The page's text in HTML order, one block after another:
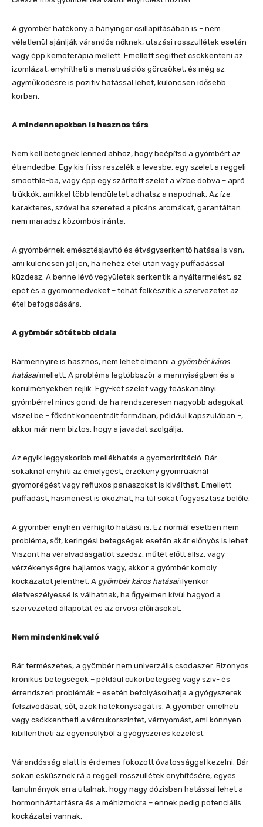
A gyömbér hatékony a hányinger csillapításában is – nem
véletlenül ajánlják várandós nőknek, utazási rosszullétek esetén
vagy épp kemoterápia mellett. Emellett segíthet csökkenteni az
izomlázat, enyhítheti a menstruációs görcsöket, és még az
agyműködésre is pozitív hatással lehet, különösen idősebb
korban.
A mindennapokban is hasznos társ
Nem kell betegnek lenned ahhoz, hogy beépítsd a gyömbért az
étrendedbe. Egy kis friss reszelék a levesbe, egy szelet a reggeli
smoothie-ba, vagy épp egy szárított szelet a vízbe dobva – apró
trükkök, amikkel több lendületet adhatsz a napodnak. Az íze
karakteres, szóval ha szereted a pikáns aromákat, garantáltan
nem maradsz közömbös iránta.
A gyömbérnek emésztésjavító és étvágyserkentő hatása is van,
ami különösen jól jön, ha nehéz étel után vagy puffadással
küzdesz. A benne lévő vegyületek serkentik a nyáltermelést, az
epét és a gyomornedveket – tehát felkészítik a szervezetet az
étel befogadására.
A gyömbér sötétebb oldala
Bármennyire is hasznos, nem lehet elmenni a gyömbér káros
hatásaimellett. A probléma legtöbbször a mennyiségben és a
körülményekben rejlik. Egy-két szelet vagy teáskanálnyi
gyömbérrel nincs gond, de ha rendszeresen nagyobb adagokat
viszel be – főként koncentrált formában, például kapszulában –,
akkor már nem biztos, hogy a javadat szolgálja.
Az egyik leggyakoribb mellékhatás a gyomorirritáció. Bár
sokaknál enyhíti az émelygést, érzékeny gyomrúaknál
gyomorégést vagy refluxos panaszokat is kiválthat. Emellett
puffadást, hasmenést is okozhat, ha túl sokat fogyasztasz belőle.
A gyömbér enyhén vérhígító hatású is. Ez normál esetben nem
probléma, sőt, keringési betegségek esetén akár előnyös is lehet.
Viszont ha véralvadásgátlót szedsz, műtét előtt állsz, vagy
vérzékenységre hajlamos vagy, akkor a gyömbér komoly
kockázatot jelenthet. A gyömbér káros hatásaiilyenkor
életveszélyessé is válhatnak, ha figyelmen kívül hagyod a
szervezeted állapotát és az orvosi előírásokat.
Nem mindenkinek való
Bár természetes, a gyömbér nem univerzális csodaszer. Bizonyos
krónikus betegségek – például cukorbetegség vagy szív- és
érrendszeri problémák – esetén befolyásolhatja a gyógyszerek
felszívódását, sőt, azok hatékonyságát is. A gyömbér emelheti
vagy csökkentheti a vércukorszintet, vérnyomást, ami könnyen
kibillentheti az egyensúlyból a gyógyszeres kezelést.
Várandósság alatt is érdemes fokozott óvatossággal kezelni. Bár
sokan esküsznek rá a reggeli rosszullétek enyhítésére, egyes
tanulmányok arra utalnak, hogy nagy dózisban hatással lehet a
hormonháztartásra és a méhizmokra – ennek pedig potenciális
kockázatai vannak.